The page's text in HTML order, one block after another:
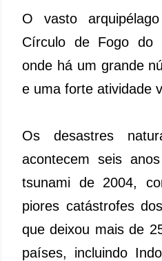
O vasto
Círculo de Fogo do
onde há um grande
e uma forte atividade
Os desastres
acontecem seis
tsunami de 2004,
piores catástrofes
que deixou mais de
países, incluindo